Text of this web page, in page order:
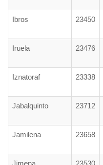
Ibros 23450
Iruela 23476
Iznatoraf 23338
Jabalquinto 23712
Jamilena 23658